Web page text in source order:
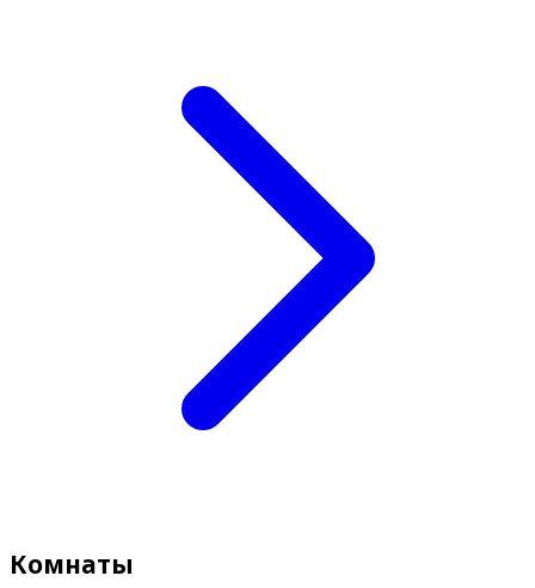
Комнаты